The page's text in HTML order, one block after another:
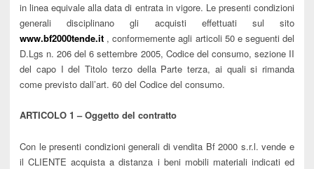
in linea equivale alla data di entrata in vigore. Le presenti condizioni
generali disciplinano gli acquisti effettuati sul sito
www.bf2000tende.it , conformemente agli articoli 50 e seguenti del
D.Lgs n. 206 del 6 settembre 2005, Codice del consumo, sezione II
del capo I del Titolo terzo della Parte terza, ai quali si rimanda
come previsto dall’art. 60 del Codice del consumo.
ARTICOLO 1 – Oggetto del contratto
Con le presenti condizioni generali di vendita Bf 2000 s.r.l. vende e
il CLIENTE acquista a distanza i beni mobili materiali indicati ed